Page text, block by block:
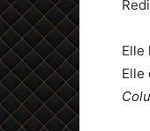
Elle
Elle